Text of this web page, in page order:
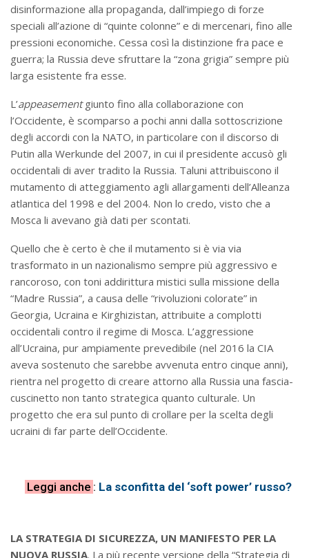
disinformazione alla propaganda, dall’impiego di forze
speciali all’azione di “quinte colonne” e di mercenari, fino alle
pressioni economiche. Cessa così la distinzione fra pace e
guerra; la Russia deve sfruttare la “zona grigia” sempre più
larga esistente fra esse.
L’appeasementgiunto fino alla collaborazione con
l’Occidente, è scomparso a pochi anni dalla sottoscrizione
degli accordi con la NATO, in particolare con il discorso di
Putin alla Werkunde del 2007, in cui il presidente accusò gli
occidentali di aver tradito la Russia. Taluni attribuiscono il
mutamento di atteggiamento agli allargamenti dell’Alleanza
atlantica del 1998 e del 2004. Non lo credo, visto che a
Mosca li avevano già dati per scontati.
Quello che è certo è che il mutamento si è via via
trasformato in un nazionalismo sempre più aggressivo e
rancoroso, con toni addirittura mistici sulla missione della
“Madre Russia”, a causa delle “rivoluzioni colorate” in
Georgia, Ucraina e Kirghizistan, attribuite a complotti
occidentali contro il regime di Mosca. L’aggressione
all’Ucraina, pur ampiamente prevedibile (nel 2016 la CIA
aveva sostenuto che sarebbe avvenuta entro cinque anni),
rientra nel progetto di creare attorno alla Russia una fascia-
cuscinetto non tanto strategica quanto culturale. Un
progetto che era sul punto di crollare per la scelta degli
ucraini di far parte dell’Occidente.
Leggi anche : La sconfitta del ‘soft power’ russo?
LA STRATEGIA DI SICUREZZA, UN MANIFESTO PER LA
NUOVA RUSSIA. La più recente versione della “Strategia di